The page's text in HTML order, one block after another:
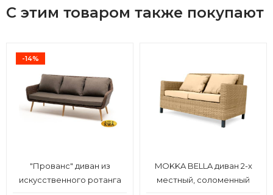
С этим товаром также покупают
-14%
"Прованс" диван из
искусственного ротанга
MOKKA BELLA диван 2-х
местный, соломенный